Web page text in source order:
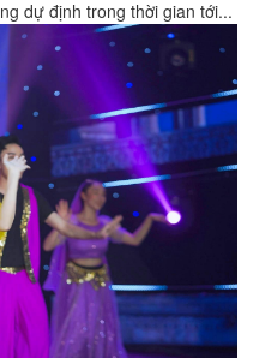
dự định trong thời gian tới...